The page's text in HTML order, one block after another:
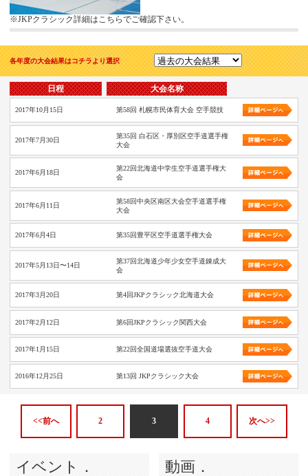
※JKPクラシック詳細はこちらでご確認下さい。
各年度の大会結果はコチラより選択
日程 大会名称
2017年10月15日 第58回 札幌市民体育大会 空手競技
2017年7月30日
第35回 白石区・厚別区空手道選手権
大会
2017年6月18日
第22回北海道中学生空手道選手権大
会
2017年6月11日
第58回中央区南区大会空手道選手権
大会
2017年6月4日 第35回豊平区空手道選手権大会
2017年5月13日〜14日
第37回北海道少年少女空手道錬成大
会
2017年3月20日 第4回JKPクラシック北海道大会
2017年2月12日 第6回JKPクラシック関西大会
2017年1月15日 第22回全国道場選抜空手道大会
2016年12月25日 第13回 JKPクラシック大会
<<前へ 2 3 4 次へ>>
イベント． 動画．